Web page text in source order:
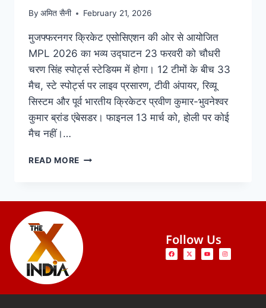
By अमित सैनी February 21, 2026
मुजफ्फरनगर क्रिकेट एसोसिएशन की ओर से आयोजित
MPL 2026 का भव्य उद्घाटन 23 फरवरी को चौधरी
चरण सिंह स्पोर्ट्स स्टेडियम में होगा। 12 टीमों के बीच 33
मैच, स्टे स्पोर्ट्स पर लाइव प्रसारण, टीवी अंपायर, रिव्यू
सिस्टम और पूर्व भारतीय क्रिकेटर प्रवीण कुमार-भुवनेश्वर
कुमार ब्रांड एंबेसडर। फाइनल 13 मार्च को, होली पर कोई
मैच नहीं।…
READ MORE
Follow Us